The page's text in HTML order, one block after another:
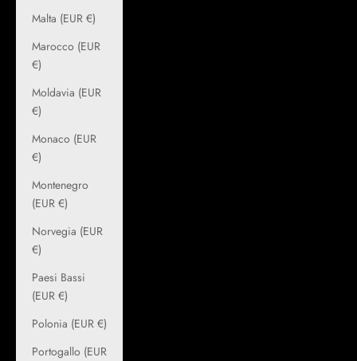
Malta (EUR €)
Marocco (EUR
€)
Moldavia (EUR
€)
Monaco (EUR
€)
Montenegro
(EUR €)
Norvegia (EUR
€)
Paesi Bassi
(EUR €)
Polonia (EUR €)
Portogallo (EUR